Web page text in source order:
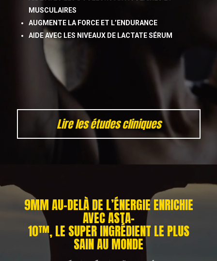
MUSCULAIRES
AUGMENTE LA FORCE ET L’ENDURANCE
AIDE AVEC LES NIVEAUX DE LACTATE SÉRUM
Lire les études cliniques
9MM AU-DELÀ DE L’ÉNERGIE ENRICHIE
AVEC ASTA-
10™, LE SUPER INGRÉDIENT LE PLUS
SAIN AU MONDE